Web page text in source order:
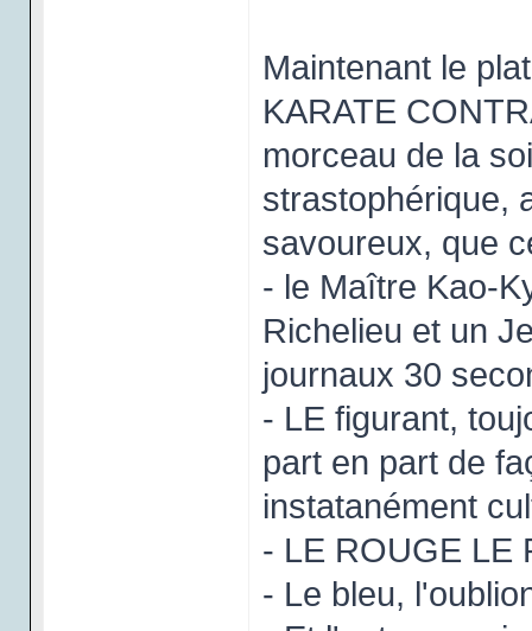
Maintenant le
KARATE
morceau de la
strastophérique,
savoureux, que
- le Maître Kao-
Richelieu et un
journaux 30
- LE figurant,
part en part de
instatanément
- LE ROUGE LE
- Le bleu,